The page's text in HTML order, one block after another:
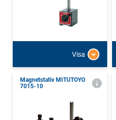
Visa
Magnetstativ MITUTOYO
7015-10